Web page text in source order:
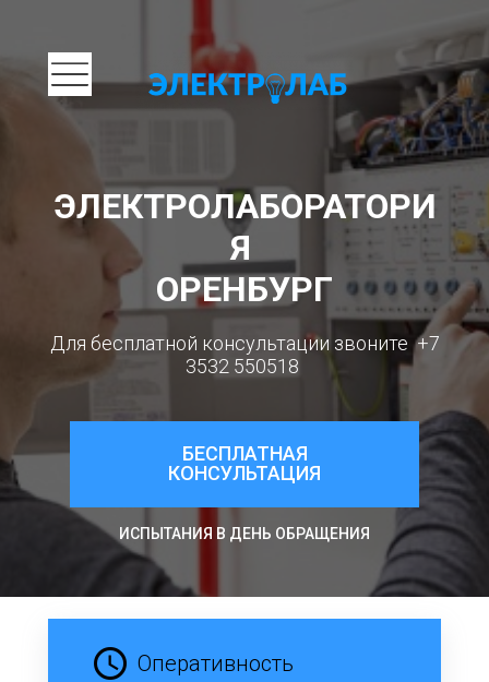
ЭЛЕКТРОЛАБОРАТОРИ
Я
ОРЕНБУРГ
Для бесплатной консультации звоните +7
3532 550518
БЕСПЛАТНАЯ
КОНСУЛЬТАЦИЯ
ИСПЫТАНИЯ В ДЕНЬ ОБРАЩЕНИЯ
Оперативность